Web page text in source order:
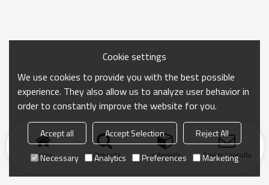
Inicio búsqueda categoría Enviar consulta
Cookie settings
We use cookies to provide you with the best possible
experience. They also allow us to analyze user behavior in
order to constantly improve the website for you.
Accept all Accept Selection
Reject All
Necessary
Analytics Preferences Marketing